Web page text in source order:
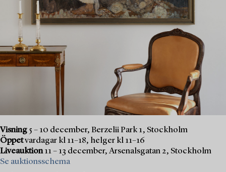
Visning 5 – 10 december, Berzelii Park 1, Stockholm
Öppetvardagar kl 11–18, helger kl 11–16
Liveauktion11 – 13 december, Arsenalsgatan 2, Stockholm
Se auktionsschema